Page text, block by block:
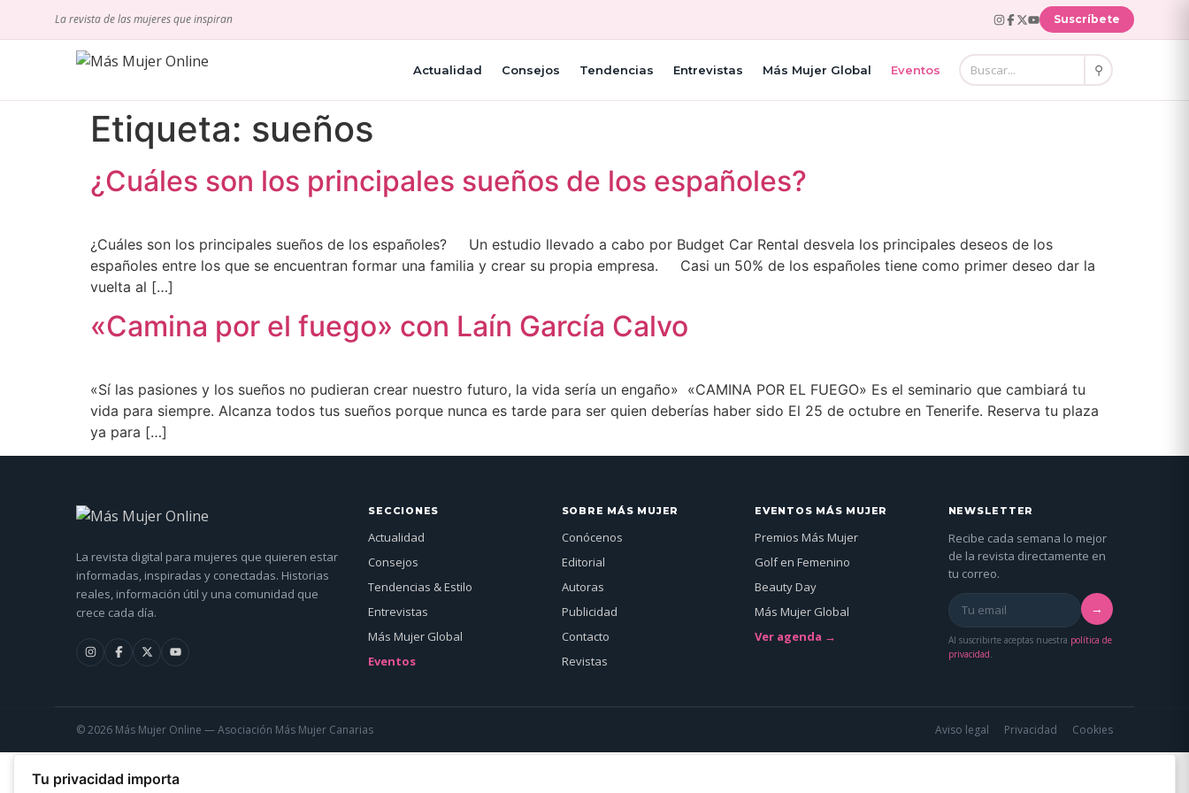
La revista de las mujeres que inspiran Suscríbete
Actualidad Consejos Tendencias Entrevistas Más Mujer Global Eventos ⚲
Etiqueta: sueños
¿Cuáles son los principales sueños de los españoles?
¿Cuáles son los principales sueños de los españoles? Un estudio llevado a cabo por Budget Car Rental desvela los principales deseos de los
españoles entre los que se encuentran formar una familia y crear su propia empresa. Casi un 50% de los españoles tiene como primer deseo dar la
vuelta al […]
«Camina por el fuego» con Laín García Calvo
«Sí las pasiones y los sueños no pudieran crear nuestro futuro, la vida sería un engaño» ‪ «CAMINA POR EL FUEGO» Es el seminario que cambiará tu
vida para siempre. Alcanza todos tus sueños porque nunca es tarde para ser quien deberías haber sido El 25 de octubre en Tenerife. Reserva tu plaza
ya para […]
La revista digital para mujeres que quieren estar
informadas, inspiradas y conectadas. Historias
reales, información útil y una comunidad que
crece cada día.
SECCIONES
Actualidad
Consejos
Tendencias & Estilo
Entrevistas
Más Mujer Global
Eventos
SOBRE MÁS MUJER
Conócenos
Editorial
Autoras
Publicidad
Contacto
Revistas
EVENTOS MÁS MUJER
Premios Más Mujer
Golf en Femenino
Beauty Day
Más Mujer Global
Ver agenda →
NEWSLETTER
Recibe cada semana lo mejor
de la revista directamente en
tu correo.
→
Al suscribirte aceptas nuestra política de
privacidad
© 2026 Más Mujer Online — Asociación Más Mujer Canarias Aviso legal Privacidad Cookies
Tu privacidad importa